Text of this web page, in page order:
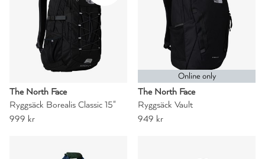
The North Face
Ryggsäck Borealis Classic 15"
999 kr
Online only
The North Face
Ryggsäck Vault
949 kr